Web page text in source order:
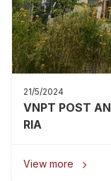
21/5/2024
VNPT POST
RIA
View more 